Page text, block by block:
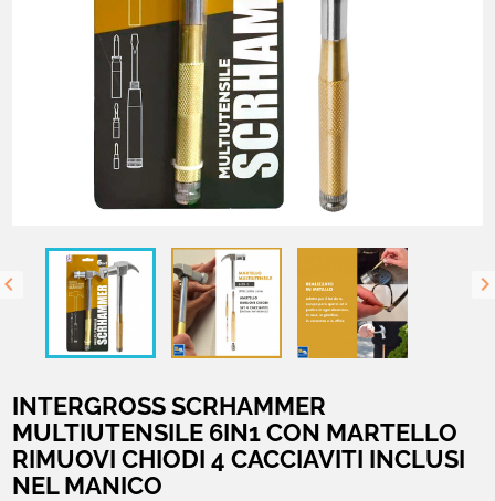
INTERGROSS SCRHAMMER
MULTIUTENSILE 6IN1 CON MARTELLO
RIMUOVI CHIODI 4 CACCIAVITI INCLUSI
NEL MANICO